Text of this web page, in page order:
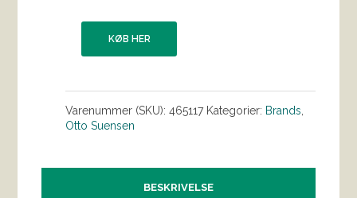
KØB HER
Varenummer (SKU):465117 Kategorier: Brands
Otto Suensen
BESKRIVELSE